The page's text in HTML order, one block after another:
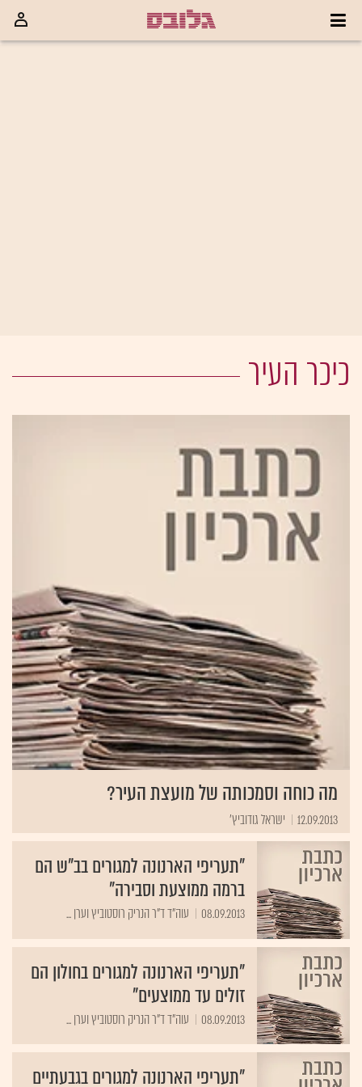
כיכר העיר
מה כוחה וסמכותה של מועצת העיר?
12.09.2013 ישראל גודוביץ'
"תעריפי הארנונה למגורים בב"ש הם
ברמה ממוצעת וסבירה"
08.09.2013 עוה"ד ד"ר הנריק רוסטוביץ וערן ...
"תעריפי הארנונה למגורים בחולון הם
זולים עד ממוצעים"
08.09.2013 עוה"ד ד"ר הנריק רוסטוביץ וערן ...
"תעריפי הארנונה למגורים בגבעתיים